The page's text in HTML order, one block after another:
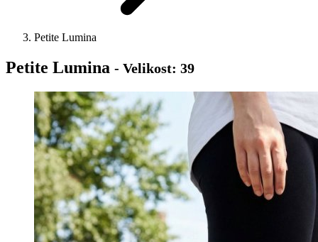
Petite Lumina
Petite Lumina - Velikost: 39